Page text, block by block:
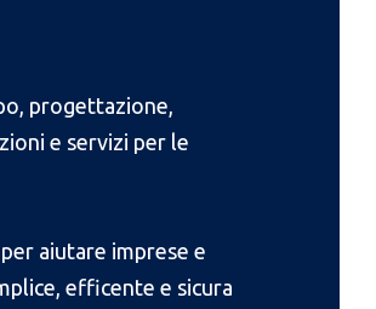
progettazione,
e servizi per le
aiutare imprese e
efficente e sicura